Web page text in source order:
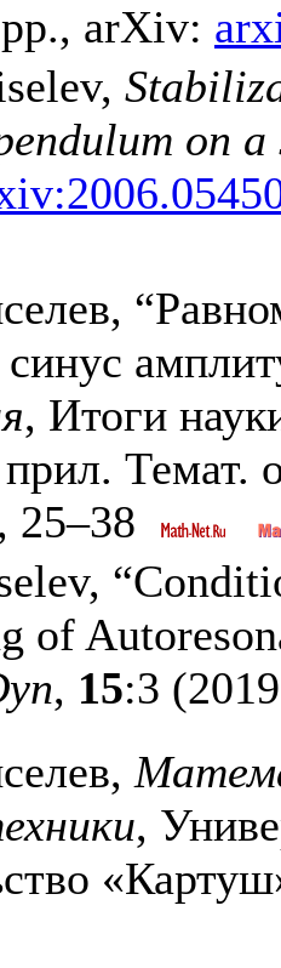
arXiv:
on
, Итоги
Темат.
25–38
of
, 15:3
,